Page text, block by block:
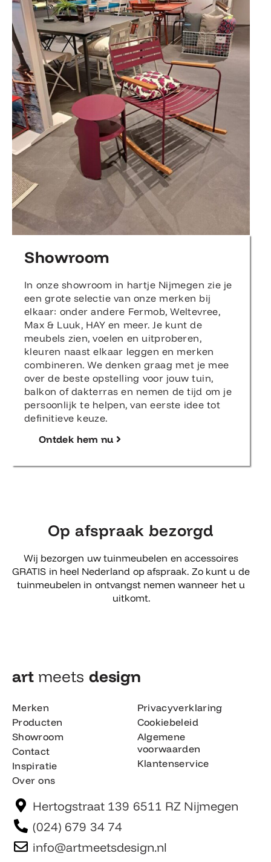
Showroom
In onze showroom in hartje Nijmegen zie je
een grote selectie van onze merken bij
elkaar: onder andere Fermob, Weltevree,
Max & Luuk, HAY en meer. Je kunt de
meubels zien, voelen en uitproberen,
kleuren naast elkaar leggen en merken
combineren. We denken graag met je mee
over de beste opstelling voor jouw tuin,
balkon of dakterras en nemen de tijd om je
persoonlijk te helpen, van eerste idee tot
definitieve keuze.
Ontdek hem nu
Op afspraak bezorgd
Wij bezorgen uw tuinmeubelen en accessoires
GRATIS in heel Nederland op afspraak. Zo kunt u de
tuinmeubelen in ontvangst nemen wanneer het u
uitkomt.
art meets design​
Merken
Producten
Showroom
Contact
Inspiratie
Over ons
Privacyverklaring
Cookiebeleid
Algemene
voorwaarden
Klantenservice
Hertogstraat 139 6511 RZ Nijmegen
(024) 679 34 74
info@artmeetsdesign.nl